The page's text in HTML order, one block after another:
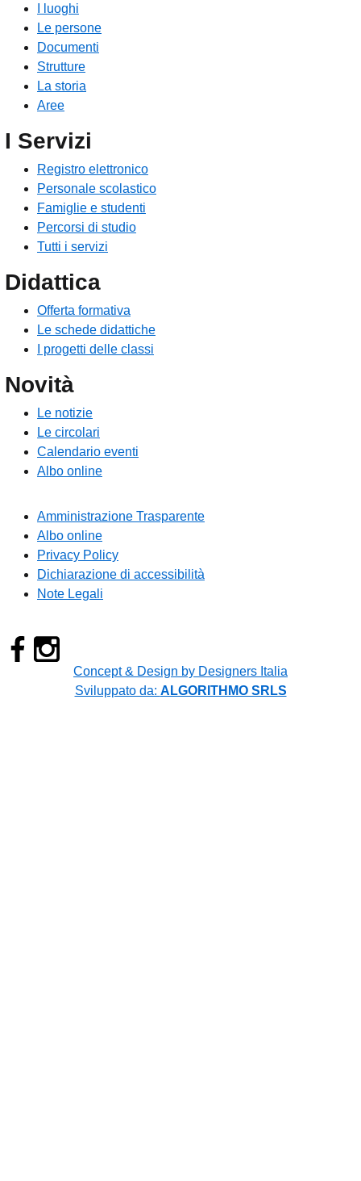
I luoghi
Le persone
Documenti
Strutture
La storia
Aree
I Servizi
Registro elettronico
Personale scolastico
Famiglie e studenti
Percorsi di studio
Tutti i servizi
Didattica
Offerta formativa
Le schede didattiche
I progetti delle classi
Novità
Le notizie
Le circolari
Calendario eventi
Albo online
Amministrazione Trasparente
Albo online
Privacy Policy
Dichiarazione di accessibilità
Note Legali
Concept & Design by Designers Italia
Sviluppato da: ALGORITHMO SRLS